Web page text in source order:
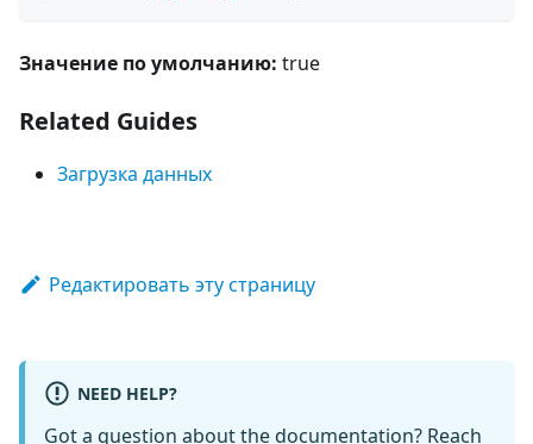
Значение по умолчанию: true
Related Guides
Загрузка данных
Редактировать эту страницу
NEED HELP?
Got a question about the documentation? Reach